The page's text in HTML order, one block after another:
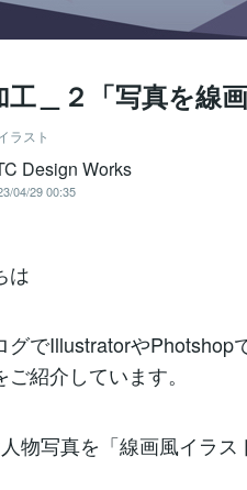
工＿２「写真を線
ラスト
Design Works
04/29 00:35
は
グでIllustratorやPhotshop
ご紹介しています。
物写真を「線画風イラス